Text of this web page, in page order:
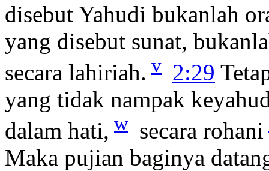
disebut Yahudi bukanlah
yang disebut sunat,
secara lahiriah. v 2:29
yang tidak nampak
dalam hati, w secara rohani
Maka pujian baginya